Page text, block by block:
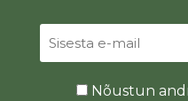
Nõustun